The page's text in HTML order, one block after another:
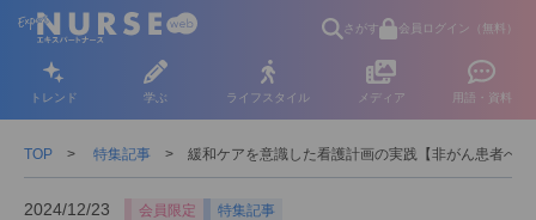
さがす 会員ログイン（無料）
トレンド 学ぶ ライフスタイル メディア 用語・資料
TOP 特集記事 緩和ケアを意識した看護計画の実践【非がん患者へ
2024/12/23 会員限定 特集記事